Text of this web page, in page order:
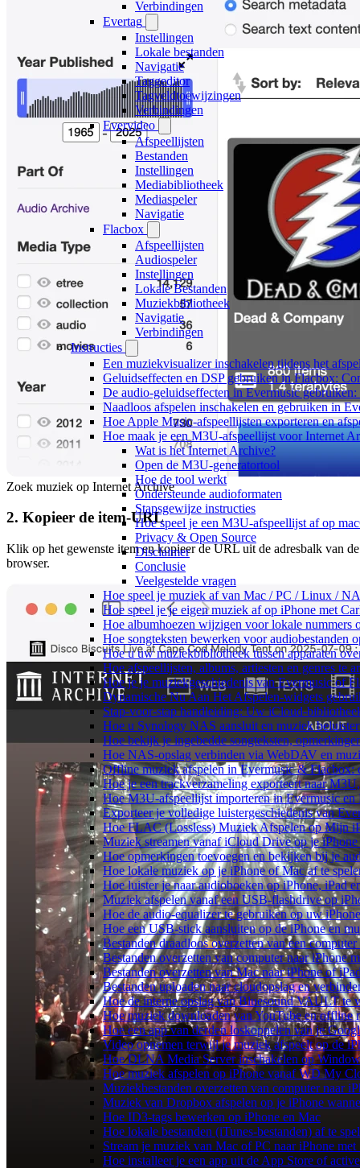
Verbindingen
Evertag
Instellingen
Lokale bestanden
Navigatie
Taggeditor
Tagveldtoewijzingen
Verbindingen
Evervideo
Afspeellijsten
Bestanden
Instellingen
Mediabibliotheek
Mediaspeler
Navigatie
Flacbox
Afspeellijsten
Audiospeler
Instellingen
Lokale Bestanden
Muziekbibliotheek
Navigatie
Verbindingen
Instructies
Een muziekvisualizer inschakelen tijdens het
Geluidseffecten en DSP gebruiken in Flacbox:
De audio-geluidseffecten in Evermusic
Naadloos afspelen inschakelen en gebruiken in
Hoe Apple Music-afspeellijsten exporteren en
Hoe maak je een M3U-afspeellijst voor Internet
Wat is het Internet Archive?
Open de M3U-generatortool
Hoe de tool werkt
Ondersteunde audioformaten
Stapsgewijze instructies
Hoe speel je een M3U-afspeellijst af op
Privacy & Open Source
Disclaimer
Conclusie
Veelgestelde vragen
Hoe speel je muziek af van Mac / PC / Linux /
Hoe speel je je eigen muziek af op iPhone met
Hoe albumhoezen wijzigen voor lokale nummers
Hoe songteksten bewerken voor audiobestanden
Hoe u uw muziekbibliotheek tussen apparaten
Hoe afspeellijsten, albums, artiesten en genres te
Hoe je je muziekgeschiedenis van Evermusic of
Dynamische Nu Aan Het Afspelen-widgets
Stap-voor-stap handleiding: Uw iCloud-
Hoe u Synology NAS aansluit en muziek
Hoe bekijk je ingebedde songteksten,
Hoe NAS-opslag verbinden via WebDAV en
Offline muziek afspelen in Evermusic & Flacbox:
Hoe je een trackverzameling exporteert naar
Hoe M3U-afspeellijst importeren in Evermusic en
Exporteer je volledige luistergeschiedenis van
Hoe FLAC (Lossless) Muziek Afspelen op Mijn
Muziek streamen vanaf iCloud Drive op je
Hoe opmerkingen toevoegen en bekijken bij je
Hoe lokale muziek op je iPhone of Mac af te
Hoe luister je naar audioboeken op iPhone, iPad
Muziek afspelen vanaf een USB-flashdrive op
Hoe de audio-equalizer te gebruiken op uw
Hoe een USB-stick aansluiten op de iPhone en
Bestanden draadloos overzetten van een
Bestanden overzetten van computer naar iPhone
Bestanden overzetten van Mac naar iPhone of
Bestanden uploaden naar cloudopslag en
Hoe de interne opslag van Bluesound VAULT te
Hoe muziek downloaden van YouTube en offline
Hoe een app van derden loskoppelen van je
Video opnemen terwijl je muziek afspeelt op de
Hoe DLNA Media Server inschakelen op
Hoe muziek afspelen op iPhone vanaf WD My
Muziekbestanden overzetten van computer naar
Muziek van Dropbox afspelen op je iPhone
Hoe ID3-tags bewerken op iPhone en Mac
Hoe lokale bestanden (iTunes-bestanden) af te
Stream je muziek van Mac of PC naar iPhone
Hoe installeer je een app uit de App Store of
Zoek muziek op Internet Archive
2. Kopieer de item-URL
Klik op het gewenste item en kopieer de URL uit de adresbalk van de
browser.